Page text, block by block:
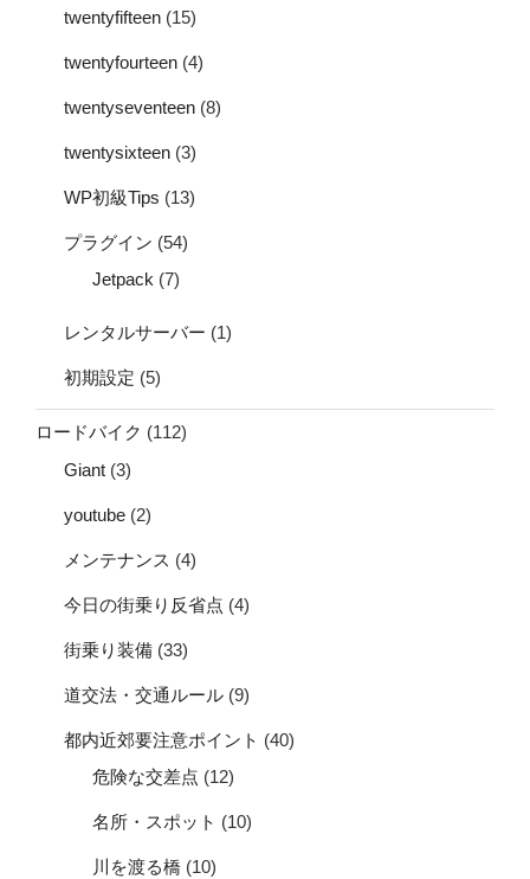
twentyfifteen (15)
twentyfourteen (4)
twentyseventeen (8)
twentysixteen (3)
WP初級Tips (13)
プラグイン (54)
Jetpack (7)
レンタルサーバー (1)
初期設定 (5)
ロードバイク (112)
Giant (3)
youtube (2)
メンテナンス (4)
今日の街乗り反省点 (4)
街乗り装備 (33)
道交法・交通ルール (9)
都内近郊要注意ポイント (40)
危険な交差点 (12)
名所・スポット (10)
川を渡る橋 (10)